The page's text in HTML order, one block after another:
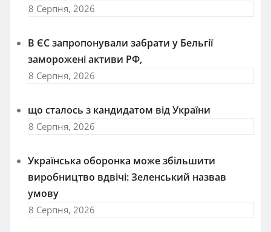
8 Серпня, 2026
В ЄС запропонували забрати у Бельгії
заморожені активи РФ,
8 Серпня, 2026
що сталось з кандидатом від України
8 Серпня, 2026
Українська оборонка може збільшити
виробництво вдвічі: Зеленський назвав
умову
8 Серпня, 2026